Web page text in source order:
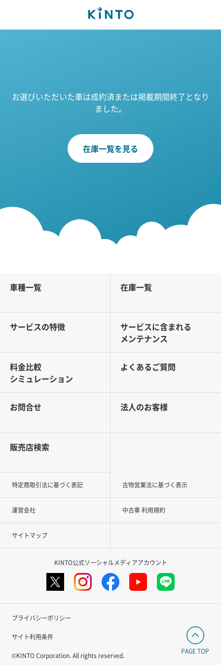
お選びいただいた車は成約済または掲載期間終了となり
ました。
在庫一覧を見る
車種一覧 在庫一覧
サービスの特徴
サービスに含まれる
メンテナンス
料金比較
シミュレーション
よくあるご質問
お問合せ 法人のお客様
販売店検索
特定商取引法に基づく表記 古物営業法に基づく表示
運営会社 中古車 利用規約
サイトマップ
KINTO公式ソーシャルメディアアカウント
プライバシーポリシー
サイト利用条件
©KINTO Corporation. All rights reserved.
PAGE TOP